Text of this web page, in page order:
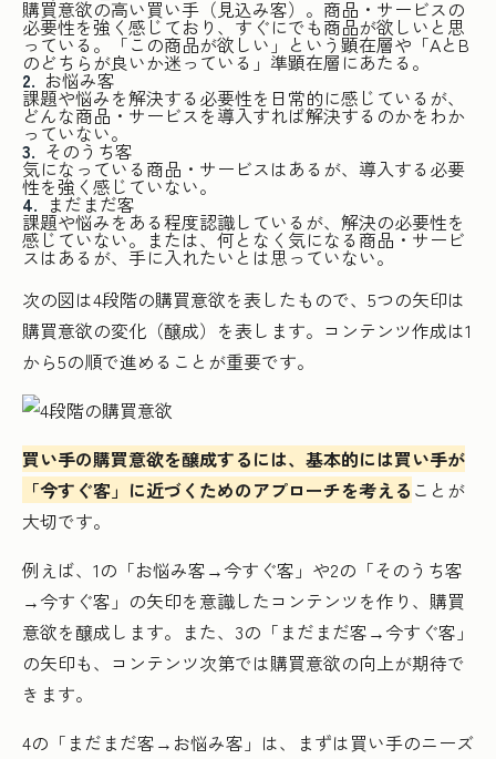
購買意欲の高い買い手（見込み客）。商品・サービスの
必要性を強く感じており、すぐにでも商品が欲しいと思
っている。「この商品が欲しい」という顕在層や「AとB
のどちらが良いか迷っている」準顕在層にあたる。
お悩み客
課題や悩みを解決する必要性を日常的に感じているが、
どんな商品・サービスを導入すれば解決するのかをわか
っていない。
そのうち客
気になっている商品・サービスはあるが、導入する必要
性を強く感じていない。
まだまだ客
課題や悩みをある程度認識しているが、解決の必要性を
感じていない。または、何となく気になる商品・サービ
スはあるが、手に入れたいとは思っていない。
次の図は4段階の購買意欲を表したもので、5つの矢印は
購買意欲の変化（醸成）を表します。コンテンツ作成は1
から5の順で進めることが重要です。
買い手の購買意欲を醸成するには、基本的には買い手が
「今すぐ客」に近づくためのアプローチを考える ことが
大切です。
例えば、1の「お悩み客→今すぐ客」や2の「そのうち客
→今すぐ客」の矢印を意識したコンテンツを作り、購買
意欲を醸成します。また、3の「まだまだ客→今すぐ客」
の矢印も、コンテンツ次第では購買意欲の向上が期待で
きます。
4の「まだまだ客→お悩み客」は、まずは買い手のニーズ